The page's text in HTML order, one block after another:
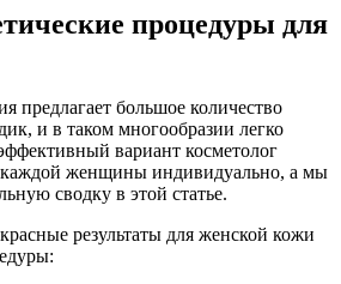
процедуры для
предлагает большое количество
и в таком многообразии легко
вариант косметолог
каждой женщины индивидуально, а мы
сводку в этой статье.
результаты для женской кожи